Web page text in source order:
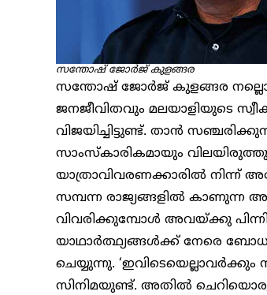
സന്തോഷ് ജോർജ് കുളങ്ങര
സന്തോഷ് ജോർജ് കുളങ്ങര
ജനജീവിതവും മലയാളിയുടെ
വിജയിച്ചിട്ടുണ്ട്. താൻ
സാംസ്കാരികമായും
യാത്രാവിവരണക്കാരിൽ നിന്ന്
സമ്പന്ന രാജ്യങ്ങളിൽ കാണുന്ന
വിവരിക്കുമ്പോൾ അവയ്ക്കു
യാഥാർത്ഥ്യങ്ങൾക്ക് നേരെ
ചെയ്യുന്നു.
സിനിമയുണ്ട്. അതിൽ ചെറിയൊരു